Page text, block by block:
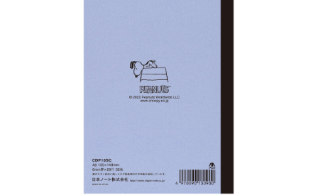
特集・コラム
探求・自主学習のすすめ
工場フォトツアー